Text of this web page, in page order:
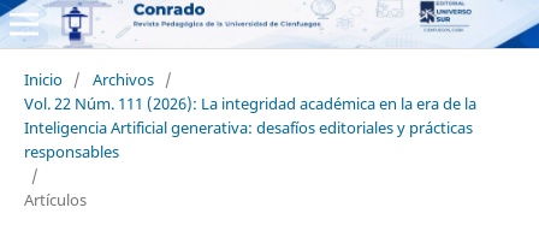
Inicio / Archivos /
Vol. 22 Núm. 111 (2026): La integridad académica en la era de la
Inteligencia Artificial generativa: desafíos editoriales y prácticas
responsables
/
Artículos